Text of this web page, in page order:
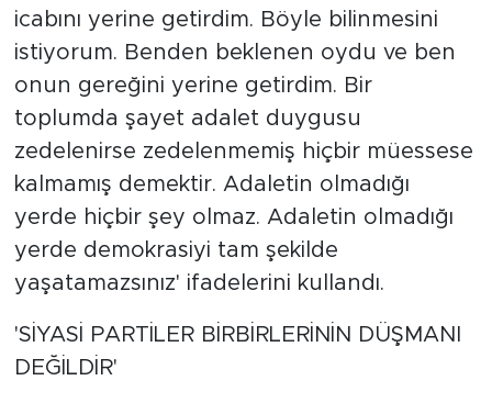
icabını yerine getirdim. Böyle bilinmesini
istiyorum. Benden beklenen oydu ve ben
onun gereğini yerine getirdim. Bir
toplumda şayet adalet duygusu
zedelenirse zedelenmemiş hiçbir müessese
kalmamış demektir. Adaletin olmadığı
yerde hiçbir şey olmaz. Adaletin olmadığı
yerde demokrasiyi tam şekilde
yaşatamazsınız' ifadelerini kullandı.
'SİYASİ PARTİLER BİRBİRLERİNİN DÜŞMANI
DEĞİLDİR'